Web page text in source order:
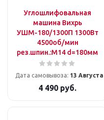
Углошлифовальная
машина Вихрь
УШМ-180/1300П 1300Вт
4500об/мин
рез.шпин.:M14 d=180мм
Дата самовывоза: 13 Августа
4 490 руб.